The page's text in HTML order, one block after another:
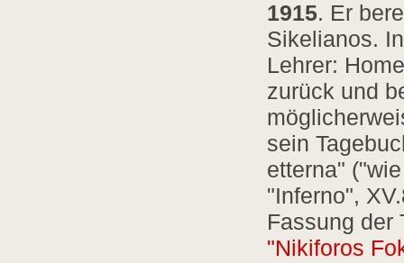
1915. Er
Sikelianos.
Lehrer:
zurück und
sein
etterna"
"Inferno",
Fassung der
"Nikiforos